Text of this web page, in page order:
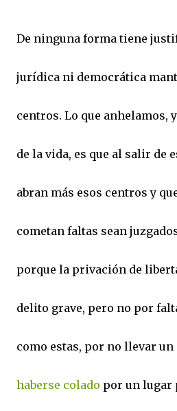
De ninguna forma tiene
jurídica ni democrática
centros. Lo que anhelamos,
de la vida, es que al salir de
abran más esos centros y
cometan faltas sean
porque la privación de
delito grave, pero no por
como estas, por no llevar
haberse colado por un lugar